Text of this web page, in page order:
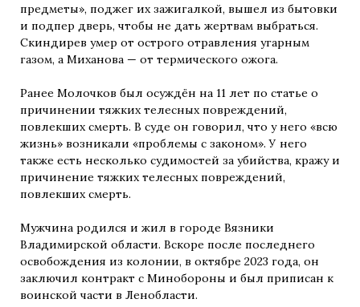
предметы», поджег их зажигалкой, вышел из бытовки
и подпер дверь, чтобы не дать жертвам выбраться.
Скиндирев умер от острого отравления угарным
газом, а Миханова — от термического ожога.
Ранее Молочков был осуждён на 11 лет по статье о
причинении тяжких телесных повреждений,
повлекших смерть. В суде он говорил, что у него «всю
жизнь» возникали «проблемы с законом». У него
также есть несколько судимостей за убийства, кражу и
причинение тяжких телесных повреждений,
повлекших смерть.
Мужчина родился и жил в городе Вязники
Владимирской области. Вскоре после последнего
освобождения из колонии, в октябре 2023 года, он
заключил контракт с Минобороны и был приписан к
воинской части в Ленобласти.